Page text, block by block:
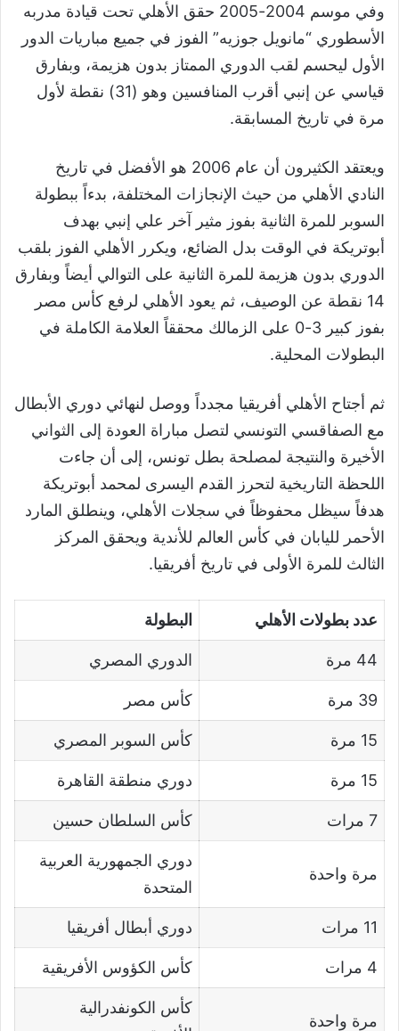
وفي موسم 2004-2005 حقق الأهلي تحت قيادة مدربه
الأسطوري “مانويل جوزيه” الفوز في جميع مباريات الدور
الأول ليحسم لقب الدوري الممتاز بدون هزيمة، وبفارق
قياسي عن إنبي أقرب المنافسين وهو (31) نقطة لأول
مرة في تاريخ المسابقة.
ويعتقد الكثيرون أن عام 2006 هو الأفضل في تاريخ
النادي الأهلي من حيث الإنجازات المختلفة، بدءاً ببطولة
السوبر للمرة الثانية بفوز مثير آخر علي إنبي بهدف
أبوتريكة في الوقت بدل الضائع، ويكرر الأهلي الفوز بلقب
الدوري بدون هزيمة للمرة الثانية على التوالي أيضاً وبفارق
14 نقطة عن الوصيف، ثم يعود الأهلي لرفع كأس مصر
بفوز كبير 3-0 على الزمالك محققاً العلامة الكاملة في
البطولات المحلية.
ثم أجتاح الأهلي أفريقيا مجدداً ووصل لنهائي دوري الأبطال
مع الصفاقسي التونسي لتصل مباراة العودة إلى الثواني
الأخيرة والنتيجة لمصلحة بطل تونس، إلى أن جاءت
اللحظة التاريخية لتحرز القدم اليسرى لمحمد أبوتريكة
هدفاً سيظل محفوظاً في سجلات الأهلي، وينطلق المارد
الأحمر لليابان في كأس العالم للأندية ويحقق المركز
الثالث للمرة الأولى في تاريخ أفريقيا.
عدد بطولات الأهلي البطولة
44 مرة الدوري المصري
39 مرة كأس مصر
15 مرة كأس السوبر المصري
15 مرة دوري منطقة القاهرة
7 مرات كأس السلطان حسين
مرة واحدة
دوري الجمهورية العربية
المتحدة
11 مرات دوري أبطال أفريقيا
4 مرات كأس الكؤوس الأفريقية
مرة واحدة
كأس الكونفدرالية